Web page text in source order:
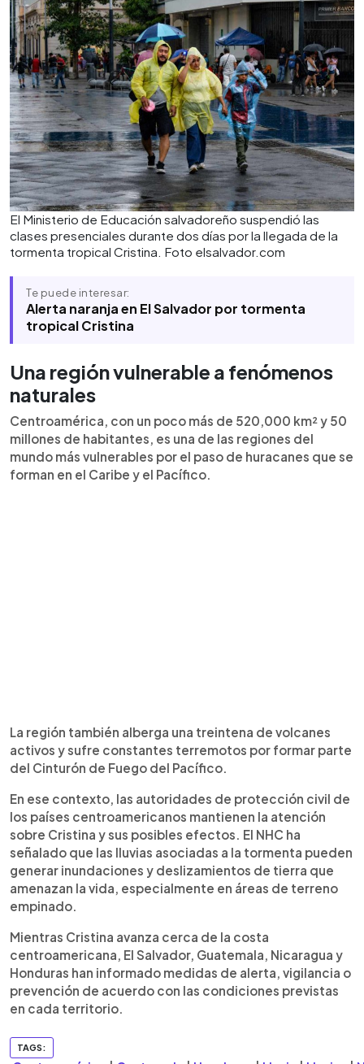
El Ministerio de Educación salvadoreño suspendió las
clases presenciales durante dos días por la llegada de la
tormenta tropical Cristina. Foto elsalvador.com
Te puede interesar:
Alerta naranja en El Salvador por tormenta
tropical Cristina
Una región vulnerable a fenómenos
naturales
Centroamérica, con un poco más de 520,000 km² y 50
millones de habitantes, es una de las regiones del
mundo más vulnerables por el paso de huracanes que se
forman en el Caribe y el Pacífico.
La región también alberga una treintena de volcanes
activos y sufre constantes terremotos por formar parte
del Cinturón de Fuego del Pacífico.
En ese contexto, las autoridades de protección civil de
los países centroamericanos mantienen la atención
sobre Cristina y sus posibles efectos. El NHC ha
señalado que las lluvias asociadas a la tormenta pueden
generar inundaciones y deslizamientos de tierra que
amenazan la vida, especialmente en áreas de terreno
empinado.
Mientras Cristina avanza cerca de la costa
centroamericana, El Salvador, Guatemala, Nicaragua y
Honduras han informado medidas de alerta, vigilancia o
prevención de acuerdo con las condiciones previstas
en cada territorio.
TAGS: